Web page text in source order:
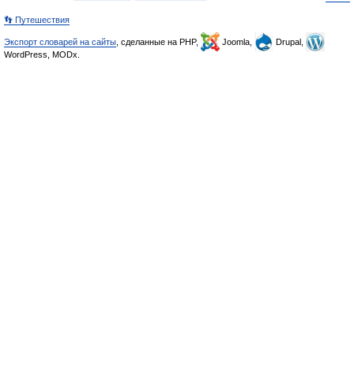
👣 Путешествия
Экспорт словарей на сайты , сделанные на PHP, Joomla,
Drupal,
WordPress, MODx.